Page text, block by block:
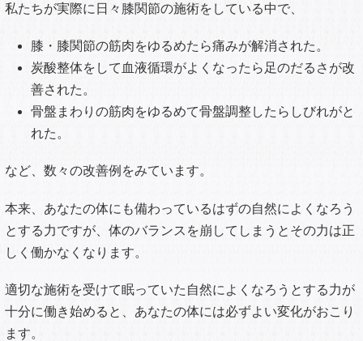
私たちが実際に日々膝関節の施術をしている中で、
膝・膝関節の筋肉をゆるめたら痛みが解消された。
炭酸整体をして血液循環がよくなったら足のだるさが改
善された。
骨盤まわりの筋肉をゆるめて骨盤調整したらしびれがと
れた。
など、数々の改善例をみています。
本来、あなたの体にも備わっているはずの自然によくなろう
とする力ですが、体のバランスを崩してしまうとその力は正
しく働かなくなります。
適切な施術を受けて眠っていた自然によくなろうとする力が
十分に働き始めると、あなたの体には必ずよい変化がおこり
ます。